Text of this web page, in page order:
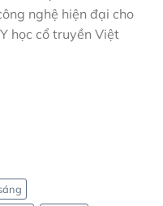
nghệ hiện đại cho
học cổ truyền Việt